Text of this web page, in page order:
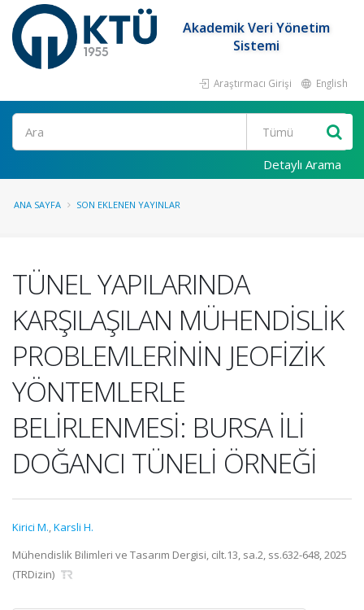
Akademik Veri Yönetim
Sistemi
Araştırmacı Girişi English
Ara
Detaylı Arama
ANA SAYFA SON EKLENEN YAYINLAR
TÜNEL YAPILARINDA
KARŞILAŞILAN MÜHENDİSLİK
PROBLEMLERİNİN JEOFİZİK
YÖNTEMLERLE
BELİRLENMESİ: BURSA İLİ
DOĞANCI TÜNELİ ÖRNEĞİ
Kirici M.,Karsli H.
Mühendislik Bilimleri ve Tasarım Dergisi, cilt.13, sa.2, ss.632-648, 2025
(TRDizin)